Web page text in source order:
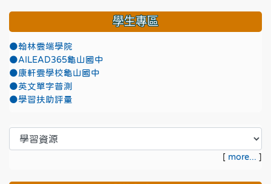
學生專區
●翰林雲端學院
●AILEAD365龜山國中
●康軒雲學校龜山國中
●英文單字普測
●學習扶助評量
[ more... ]